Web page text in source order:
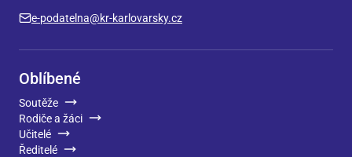
e-podatelna@kr-karlovarsky.cz
Oblíbené
Soutěže
Rodiče a žáci
Učitelé
Ředitelé